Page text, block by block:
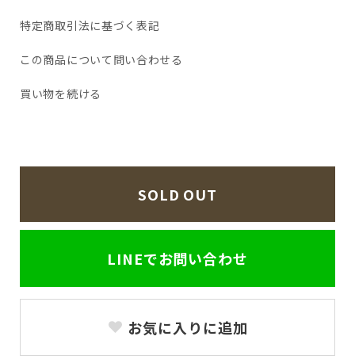
特定商取引法に基づく表記
この商品について問い合わせる
買い物を続ける
SOLD OUT
LINEでお問い合わせ
お気に入りに追加